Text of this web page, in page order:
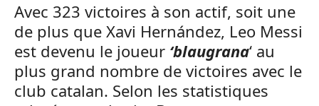
Avec 323 victoires à son actif, soit une
de plus que Xavi Hernández, Leo Messi
est devenu le joueur ‘blaugrana‘ au
plus grand nombre de victoires avec le
club catalan. Selon les statistiques